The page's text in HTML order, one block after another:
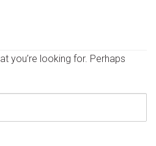
you’re looking for. Perhaps